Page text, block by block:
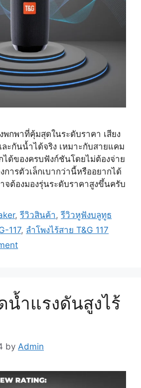
พกพาที่คุ้มสุดในระดับราคา เสียง
ะกันน้ำได้จริง เหมาะกับสายแคม
ด้ของครบฟังก์ชันโดยไม่ต้องจ่าย
ารตัวเล็กเบากว่านี้หรืออยากได้
จต้องมองรุ่นระดับราคาสูงขึ้นครับ
,รีวิวสินค้า,รีวิวหูฟังบลูทูธ
117, ลำโพงไร้สาย T&G 117
น้ำแรงดันสูงไร้
by Admin